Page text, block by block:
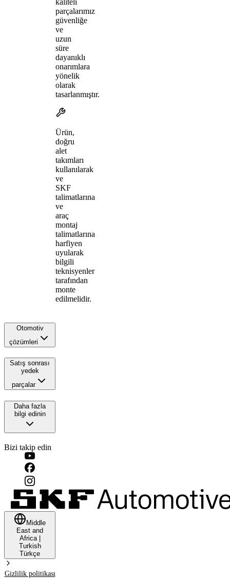
parçalarımız
güvenliğe
ve
uzun
süre
dayanıklı
onarımlara
yönelik
olarak
tasarlanmıştır.
Ürün,
doğru
alet
takımları
kullanılarak
ve
SKF
talimatlarına
ve
araç
montaj
talimatlarına
harfiyen
uyularak
bilgili
teknisyenler
tarafından
monte
edilmelidir.
Otomotiv
çözümleri
Satış sonrası
yedek
parçalar
Daha fazla
bilgi edinin
Bizi takip edin
Middle
East and
Africa|
Turkish
Türkçe
Gizlilik politikası